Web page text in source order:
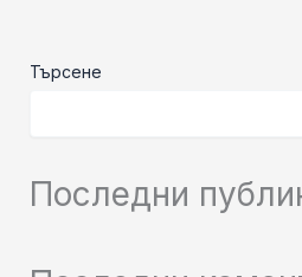
Търсене
Последни